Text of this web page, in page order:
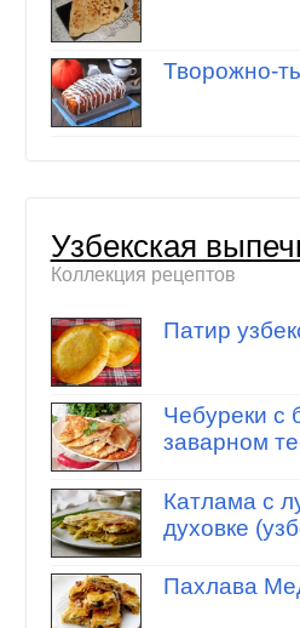
Творожно-
Узбекская
Коллекция рецептов
Патир
Чебуреки с
заварном
Катлама с
духовке
Пахлава